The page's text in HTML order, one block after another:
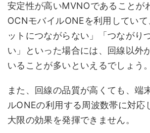
安定性が高いMVNOであることが
OCNモバイルONEを利用してい
ットにつながらない」「つながり
い」といった場合には、回線以外
いることが多いといえるでしょう。
また、回線の品質が高くても、端
ルONEの利用する周波数帯に対応
大限の効果を発揮できません。